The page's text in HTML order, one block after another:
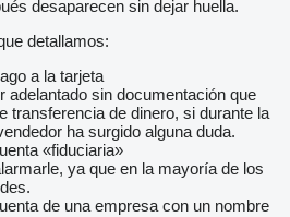
desaparecen sin dejar huella.
detallamos:
a la tarjeta
adelantado sin documentación que
transferencia de dinero, si durante la
ha surgido alguna duda.
«fiduciaria»
ya que en la mayoría de los
de una empresa con un nombre